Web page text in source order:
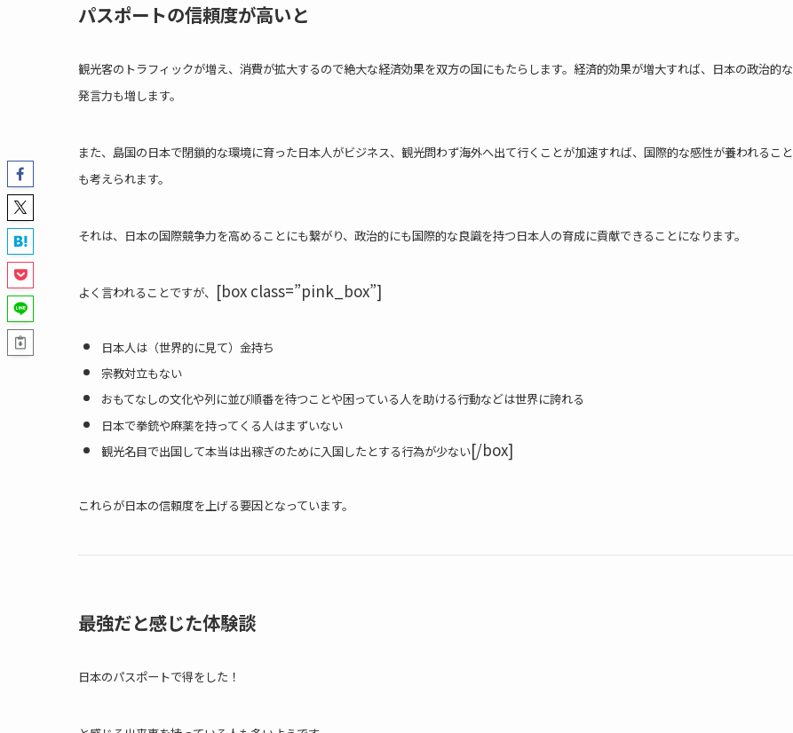
パスポートの信頼度が高いと
観光客のトラフィックが増え、消費が拡大するので絶大な経済効果を双方の国にもたらします。経済的効果が増大すれば、日本の政治的な
発言力も増します。
また、島国の日本で閉鎖的な環境に育った日本人がビジネス、観光問わず海外へ出て行くことが加速すれば、国際的な感性が養われること
も考えられます。
それは、日本の国際競争力を高めることにも繋がり、政治的にも国際的な良識を持つ日本人の育成に貢献できることになります。
よく言われることですが、 [box class=”pink_box”]
日本人は（世界的に見て）金持ち
宗教対立もない
おもてなしの文化や列に並び順番を待つことや困っている人を助ける行動などは世界に誇れる
日本で拳銃や麻薬を持ってくる人はまずいない
観光名目で出国して本当は出稼ぎのために入国したとする行為が少ない[/box]
これらが日本の信頼度を上げる要因となっています。
最強だと感じた体験談
日本のパスポートで得をした！